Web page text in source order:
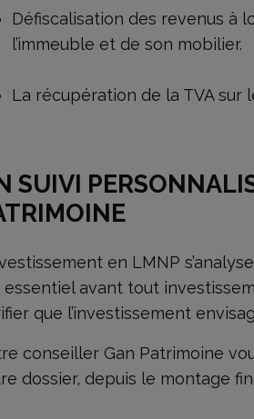
Défiscalisation des revenus à
l’immeuble et de son mobilier.
La récupération de la TVA sur
SUIVI
en LMNP
essentiel avant tout
que l’investissement
conseiller Gan Patrimoine
dossier, depuis le montage